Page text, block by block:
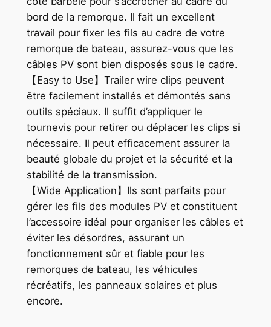
bord de la remorque. Il fait un excellent
travail pour fixer les fils au cadre de votre
remorque de bateau, assurez-vous que les
câbles PV sont bien disposés sous le cadre.
【Easy to Use】Trailer wire clips peuvent
être facilement installés et démontés sans
outils spéciaux. Il suffit d’appliquer le
tournevis pour retirer ou déplacer les clips si
nécessaire. Il peut efficacement assurer la
beauté globale du projet et la sécurité et la
stabilité de la transmission.
【Wide Application】Ils sont parfaits pour
gérer les fils des modules PV et constituent
l’accessoire idéal pour organiser les câbles et
éviter les désordres, assurant un
fonctionnement sûr et fiable pour les
remorques de bateau, les véhicules
récréatifs, les panneaux solaires et plus
encore.